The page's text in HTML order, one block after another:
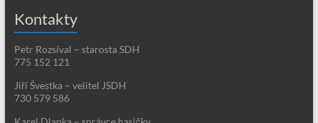
Kontakty
Petr Rozsíval – starosta SDH
775 152 121
Jiří Švestka – velitel JSDH
730 579 586